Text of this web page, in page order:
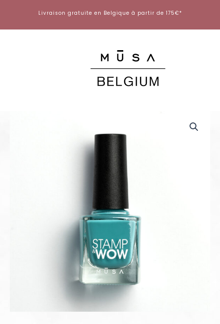
contenu
Livraison gratuite en Belgique à partir de 175€*